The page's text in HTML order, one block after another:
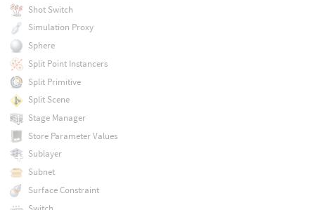
Shot Switch
Simulation Proxy
Sphere
Split Point Instancers
Split Primitive
Split Scene
Stage Manager
Store Parameter Values
Sublayer
Subnet
Surface Constraint